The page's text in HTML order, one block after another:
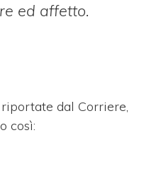
ed affetto.
riportate dal Corriere,
così: